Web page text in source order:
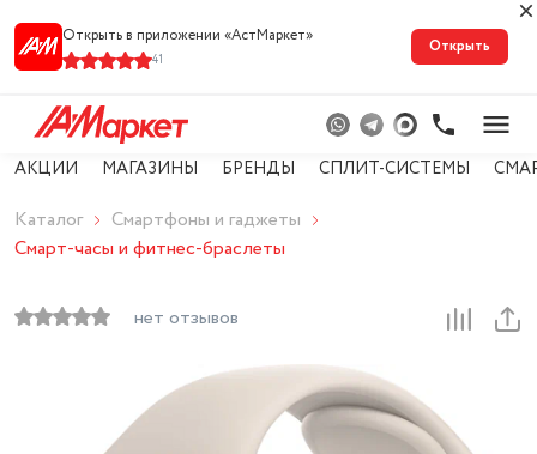
Открыть в приложении «АстМарке‪т‬»
41
Открыть
АКЦИИ МАГАЗИНЫ БРЕНДЫ СПЛИТ-СИСТЕМЫ
Каталог
Смартфоны и гаджеты
Смарт-часы и фитнес-браслеты
нет отзывов